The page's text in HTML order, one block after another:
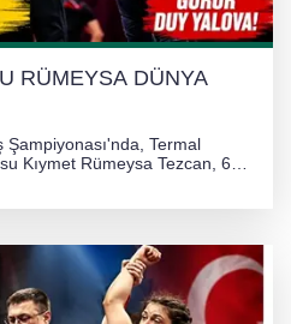
RÜMEYSA DÜNYA
Termal
Kıymet Rümeysa Tezcan, 69